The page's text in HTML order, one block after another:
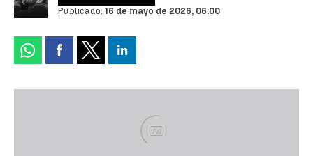
Publicado:16 de mayo de 2026, 06:00
Ad